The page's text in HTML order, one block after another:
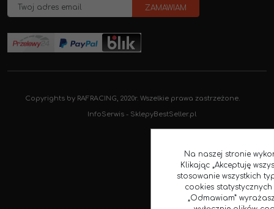
Copyrights by RAFRACING, 2020r. Wszelkie prawa zastrzeżone.
InfoSerwis - SklepyBestSeller.pl
Na naszej stronie
Klikając „Akceptuję
stosowanie wszystkich
cookies
„Odmawiam”